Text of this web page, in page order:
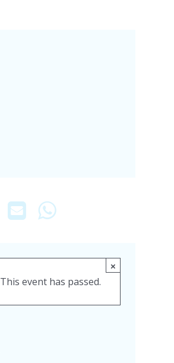
×
This event has passed.